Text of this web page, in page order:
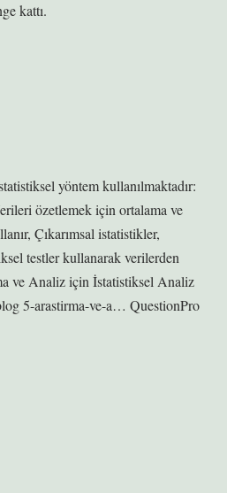
kattı.
yöntem kullanılmaktadır:
özetlemek için ortalama ve
Çıkarımsal istatistikler,
testler kullanarak verilerden
ve Analiz için İstatistiksel Analiz
5-arastirma-ve-a… QuestionPro